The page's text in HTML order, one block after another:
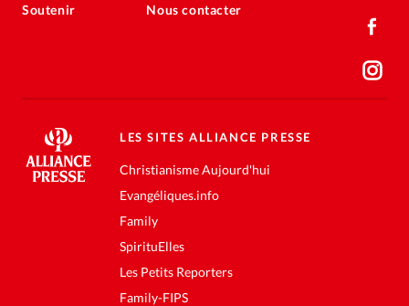
Soutenir Nous contacter
LES SITES ALLIANCE PRESSE
Christianisme Aujourd'hui
Evangéliques.info
Family
SpirituElles
Les Petits Reporters
Family-FIPS